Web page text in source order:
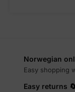
Norwegian
Easy shopping
Easy returns